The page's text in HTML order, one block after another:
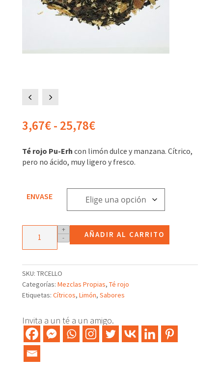
4 5
3,67€- 25,78€Rango
precios:
desde
3,67€
25,78€
Té rojo Pu-Erh con limón dulce y manzana. Cítrico,
pero no ácido, muy ligero y fresco.
ENVASE
Té
rojo
Pu-
Erh
Limoncello
+
-
AÑADIR AL CARRITO
SKU: TRCELLO
Categorías: Mezclas Propias, Té rojo
Etiquetas: Cítricos, Limón, Sabores
Invita a un té a un amigo.